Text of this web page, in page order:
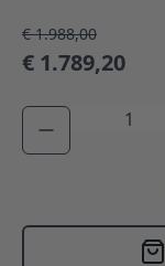
€ 1.988,00
€ 1.789,20
Aantal